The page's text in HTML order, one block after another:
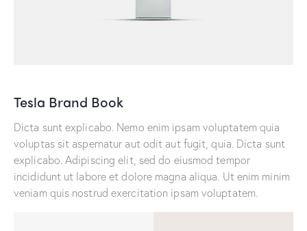
Tesla Brand Book
Dicta sunt explicabo. Nemo enim ipsam voluptatem quia
voluptas sit aspernatur aut odit aut fugit, quia. Dicta sunt
explicabo. Adipiscing elit, sed do eiusmod tempor
incididunt ut labore et dolore magna aliqua. Ut enim minim
veniam quis nostrud exercitation ipsam voluptatem.